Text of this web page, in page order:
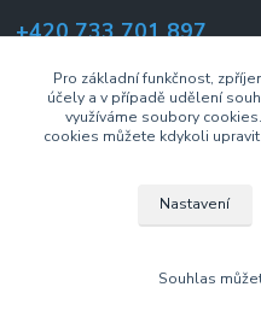
+420 733 701 897
info@drzakyastolky.cz
2008 © Fiber Mounts
Pro základní funkčnost,
účely a v případě udělení
využíváme soubory
cookies můžete kdykoli
Nastavení
Souhlas